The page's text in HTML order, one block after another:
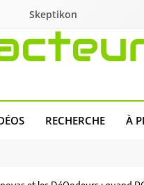
Skeptikon
RECHERCHE À